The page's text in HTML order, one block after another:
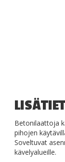
Betonilaattoja
pihojen
Soveltuvat
kävelyalueille.